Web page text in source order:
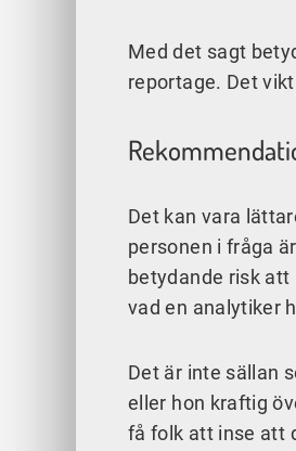
Med det sagt
reportage. Det
Det kan vara
personen i fråga
betydande risk
vad en analytiker
Det är inte sällan
eller hon kraftig
få folk att inse att